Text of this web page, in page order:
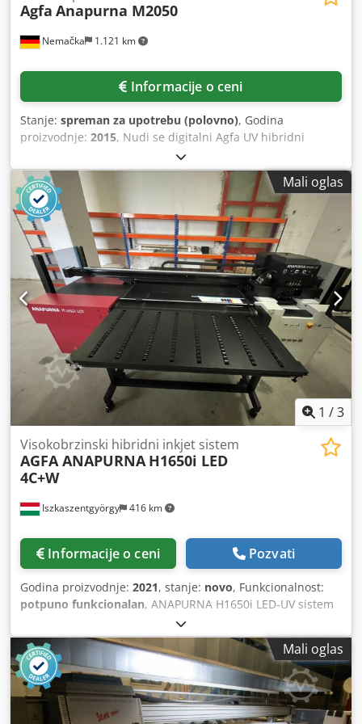
Nemačka 1.121 km
Agfa Anapurna M2050
Informacije o ceni
Stanje: spreman za upotrebu (polovno), Godina
proizvodnje: 2015, Nudi se digitalni Agfa UV hibridni
sistem za štampu velikog formata. Rezolucija štampe: 720
dpi/1440 dpi, maksimalna brzina štampe: 53 m²/h,
konfiguracija mastila: CMYK + lc + lm + bela, maksimalna
širina materijala: 2050 mm, maksimalna širina štampe:
2000 mm, maksimalna debljina materijala: 45 mm,
maksimalna težina ploče: 10 kg/m². Dimenzije mašine
(X/Y/Z): približno 4350 mm/1470 mm/1600 mm, težina:
približno 1800 kg. Uključuje 4 nova stola za štampu ploča,
kao i jednu radnu stanicu. Trenutno je konfiguracija
mastila podešena za boju za saobraćajne znakove. Moguće
je vratiti se na standardnu CMYK konfiguraciju. Moguća je
inspekcija na licu mesta. Chsdpfx Amoznc Rljuoa
Mali oglas
1 /3
Iszkaszentgyörgy 416 km
Visokobrzinski hibridni inkjet sistem
AGFA ANAPURNA H1650i LED
4C+W
Informacije o ceni Pozvati
Godina proizvodnje: 2021, stanje: novo, Funkcionalnost:
potpuno funkcionalan, ANAPURNA H1650i LED-UV sistem
za štampu: Ulazni model, hibridni štampač velikog formata
Anapurna H1650i LED je idealan za firme iz oblasti
reklamne grafike, digitalne štamparije, fotolaboratorije i
srednje velike grafičke štamparije koje žele da kombinuju
štampu na kartonu i na materijalima u rolni. Štampač
omogućava štampu do širine od 1,65 m za unutrašnju i
Mali oglas